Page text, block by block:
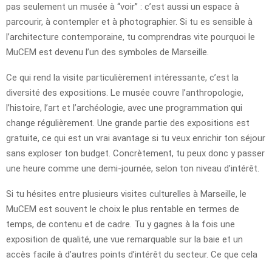
pas seulement un musée à “voir” : c’est aussi un espace à
parcourir, à contempler et à photographier. Si tu es sensible à
l’architecture contemporaine, tu comprendras vite pourquoi le
MuCEM est devenu l’un des symboles de Marseille.
Ce qui rend la visite particulièrement intéressante, c’est la
diversité des expositions. Le musée couvre l’anthropologie,
l’histoire, l’art et l’archéologie, avec une programmation qui
change régulièrement. Une grande partie des expositions est
gratuite, ce qui est un vrai avantage si tu veux enrichir ton séjour
sans exploser ton budget. Concrètement, tu peux donc y passer
une heure comme une demi-journée, selon ton niveau d’intérêt.
Si tu hésites entre plusieurs visites culturelles à Marseille, le
MuCEM est souvent le choix le plus rentable en termes de
temps, de contenu et de cadre. Tu y gagnes à la fois une
exposition de qualité, une vue remarquable sur la baie et un
accès facile à d’autres points d’intérêt du secteur. Ce que cela